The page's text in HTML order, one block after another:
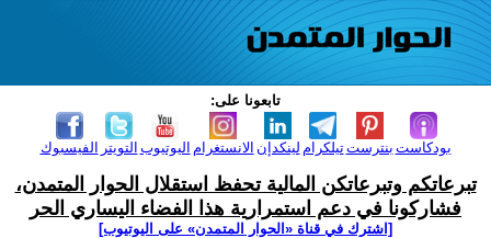
تابعونا على:
الفيسبوك التويتر اليوتيوب الانستغرام لينكدإن تيلكرامبنترست بودكاست
تبرعاتكم وتبرعاتكن المالية تحفظ استقلال الحوار المتمدن،
فشاركونا في دعم استمرارية هذا الفضاء اليساري الحر
[اشترك في قناة ‫«الحوار المتمدن» على اليوتيوب]